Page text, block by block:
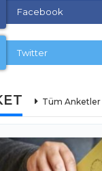
Facebook
Twitter
Tüm Anketler